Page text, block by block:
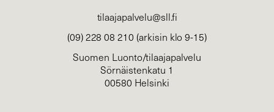
tilaajapalvelu@sll.fi
(09) 228 08 210 (arkisin klo 9-15)
Suomen Luonto/tilaajapalvelu
Sörnäistenkatu 1
00580 Helsinki